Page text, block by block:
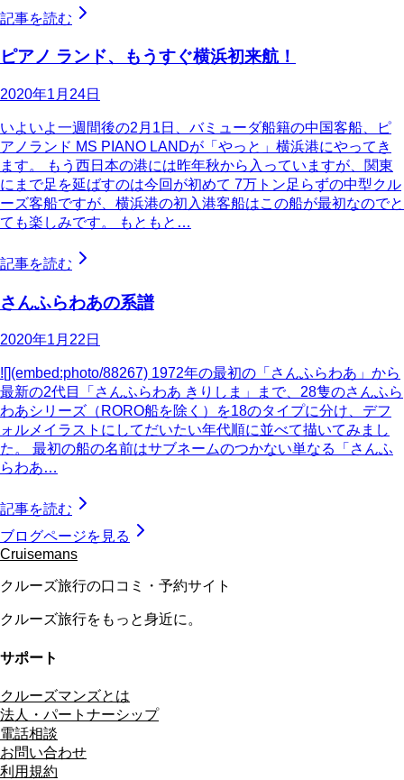
記事を読む
ピアノ ランド、もうすぐ横浜初来航！
2020年1月24日
いよいよ一週間後の2月1日、バミューダ船籍の中国客船、ピ
アノランド MS PIANO LANDが「やっと」横浜港にやってき
ます。 もう西日本の港には昨年秋から入っていますが、関東
にまで足を延ばすのは今回が初めて 7万トン足らずの中型クル
ーズ客船ですが、横浜港の初入港客船はこの船が最初なのでと
ても楽しみです。 もともと…
記事を読む
さんふらわあの系譜
2020年1月22日
![](embed:photo/88267) 1972年の最初の「さんふらわあ」から
最新の2代目「さんふらわあ きりしま」まで、28隻のさんふら
わあシリーズ（RORO船を除く）を18のタイプに分け、デフ
ォルメイラストにしてだいたい年代順に並べて描いてみまし
た。 最初の船の名前はサブネームのつかない単なる「さんふ
らわあ…
記事を読む
ブログページを見る
Cruisemans
クルーズ旅行の口コミ・予約サイト
クルーズ旅行をもっと身近に。
サポート
クルーズマンズとは
法人・パートナーシップ
電話相談
お問い合わせ
利用規約